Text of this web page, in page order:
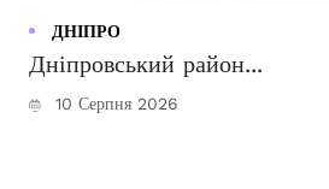
ДНІПРО
Дніпровський район...
10 Серпня 2026